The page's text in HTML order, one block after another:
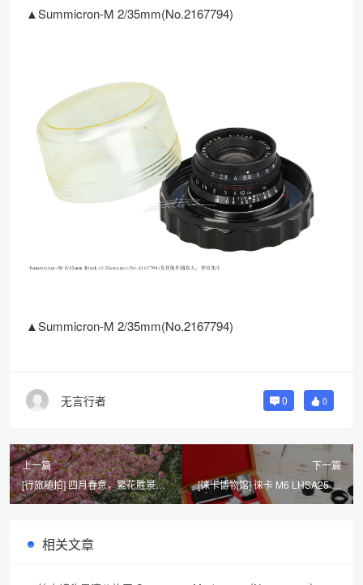
▲Summicron-M 2/35mm(No.2167794)
▲Summicron-M 2/35mm(No.2167794)
无言行者 0 0
上一篇
[行旅随拍] 四月春意，繁花胜景之
一
下一篇
[徕卡博物馆] 徕卡 M6 LHSA25 周
年纪念版 （No.1938111） 相机
相关文章